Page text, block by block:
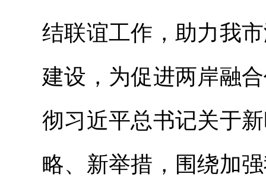
结联谊工作，助力我
建设，为促进两岸融
彻习近平总书记关于
略、新举措，围绕加